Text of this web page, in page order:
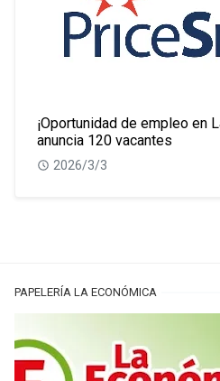
¡Oportunidad de empleo en
anuncia 120 vacantes
2026/3/3
PAPELERÍA LA ECONÓMICA